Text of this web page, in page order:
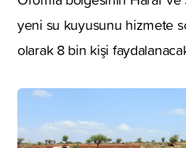
yeni su kuyusunu hizmete
olarak 8 bin kişi